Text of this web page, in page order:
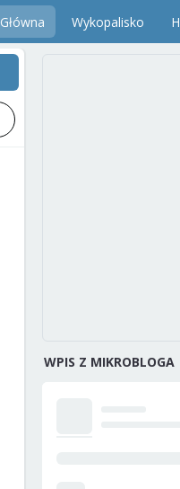
Główna Wykopalisko
WPIS Z MIKROBLOGA